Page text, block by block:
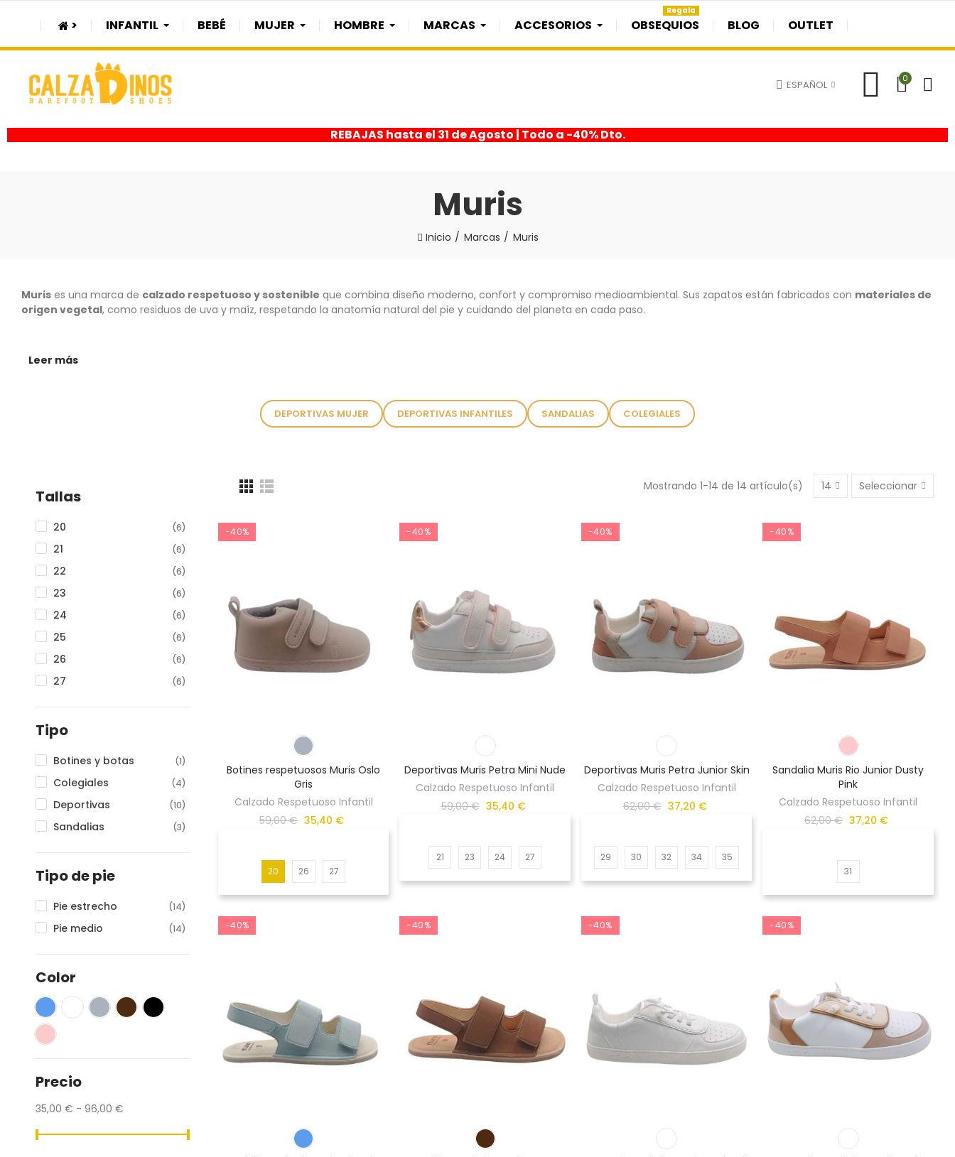
> INFANTIL BEBÉ MUJER HOMBRE MARCAS ACCESORIOS OBSEQUIOS
Regala
BLOG OUTLET
ESPAÑOL 0
REBAJAS hasta el 31 de Agosto | Todo a -40% Dto.
Muris
Inicio Marcas Muris
Muris es una marca de calzado respetuoso y sostenible que combina diseño moderno, confort y compromiso medioambiental. Sus zapatos están fabricados con materiales de
origen vegetal, como residuos de uva y maíz, respetando la anatomía natural del pie y cuidando del planeta en cada paso.
Leer más
DEPORTIVAS MUJER DEPORTIVAS INFANTILES SANDALIAS COLEGIALES
Tallas
20 (6)
21 (6)
22 (6)
23 (6)
24 (6)
25 (6)
26 (6)
27 (6)
28
29
(6)
(6)
(6)
(6)
35
36
37 (2)
38 (2)
Tipo
Botines y botas (1)
Colegiales (4)
Deportivas (10)
Sandalias (3)
Tipo de pie
Pie estrecho (14)
Pie medio (14)
Color
Precio
35,00 € - 96,00 €
Mostrando 1-14 de 14 artículo(s) 14 Seleccionar
-40%
Botines respetuosos Muris Oslo
Gris
Calzado Respetuoso Infantil
59,00 € 35,40 €
20 26 27
-40%
Deportivas Muris Petra Mini Nude
Calzado Respetuoso Infantil
59,00 € 35,40 €
21 23 24 27
-40%
Deportivas Muris Petra Junior Skin
Calzado Respetuoso Infantil
62,00 € 37,20 €
29 30 32 34 35
-40%
Sandalia Muris Rio Junior Dusty
Pink
Calzado Respetuoso Infantil
62,00 € 37,20 €
31
-40% -40% -40% -40%